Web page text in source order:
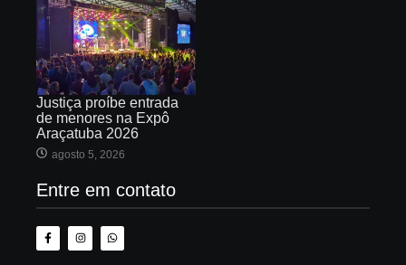
Justiça proíbe entrada
de menores na Expô
Araçatuba 2026
agosto 5, 2026
Entre em contato